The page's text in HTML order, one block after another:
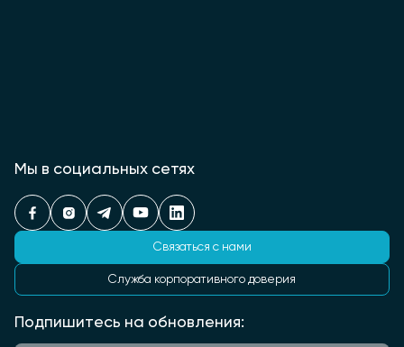
Мы в социальных сетях
Связаться с нами
Служба корпоративного доверия
Подпишитесь на обновления: